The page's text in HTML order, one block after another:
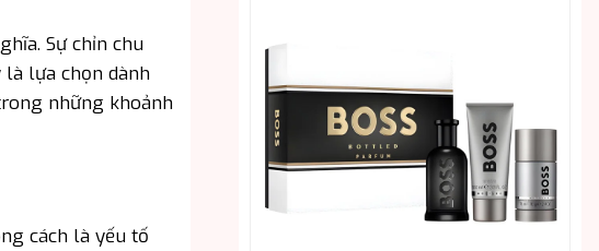
Sự chỉn chu
lựa chọn dành
những khoảnh
cách là yếu tố